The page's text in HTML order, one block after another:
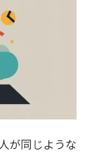
が同じような